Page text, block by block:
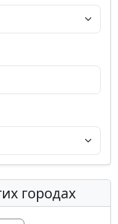
городах